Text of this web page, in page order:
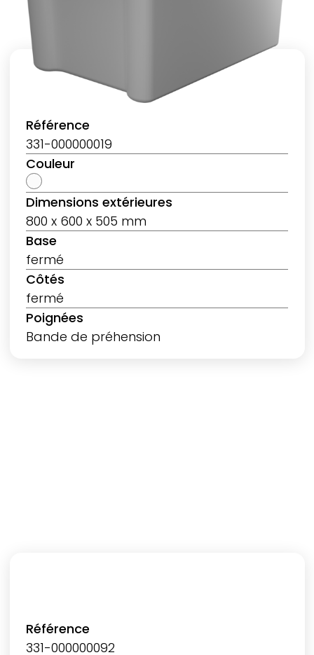
Référence
331-000000019
Couleur
Dimensions extérieures
800 x 600 x 505 mm
Base
fermé
Côtés
fermé
Poignées
Bande de préhension
Référence
331-000000092